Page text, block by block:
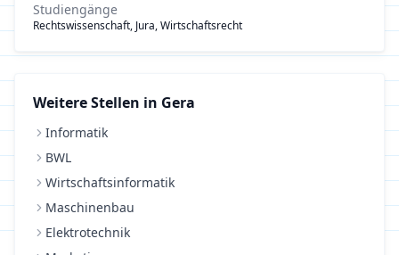
Studiengänge
Rechtswissenschaft, Jura, Wirtschaftsrecht
Weitere Stellen in Gera
Informatik
BWL
Wirtschaftsinformatik
Maschinenbau
Elektrotechnik